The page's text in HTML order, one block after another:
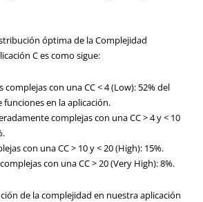
óptima de la Complejidad
C es como sigue:
complejas con una CC < 4 (Low): 52% del
en la aplicación.
complejas con una CC > 4 y < 10
con una CC > 10 y < 20 (High): 15%.
con una CC > 20 (Very High): 8%.
de la complejidad en nuestra aplicación